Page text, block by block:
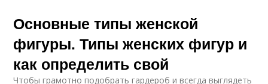
Основные типы женской
фигуры. Типы женских фигур и
как определить свой
Чтобы грамотно подобрать гардероб и всегда выглядеть